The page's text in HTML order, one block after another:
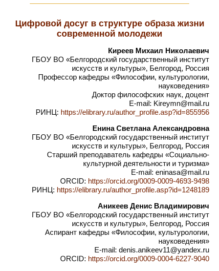
Цифровой досуг в структуре образа жизни
современной молодежи
Киреев Михаил Николаевич
ГБОУ ВО «Белгородский государственный институт
искусств и культуры», Белгород, Россия
Профессор кафедры «Философии, культурологии,
науковедения»
Доктор философских наук, доцент
E-mail: Kireymn@mail.ru
РИНЦ: https://elibrary.ru/author_profile.asp?id=855956
Енина Светлана Александровна
ГБОУ ВО «Белгородский государственный институт
искусств и культуры», Белгород, Россия
Старший преподаватель кафедры «Социально-
культурной деятельности и туризма»
E-mail: eninasa@mail.ru
ORCID: https://orcid.org/0009-0009-4693-9498
РИНЦ: https://elibrary.ru/author_profile.asp?id=1248189
Аникеев Денис Владимирович
ГБОУ ВО «Белгородский государственный институт
искусств и культуры», Белгород, Россия
Аспирант кафедры «Философии, культурологии,
науковедения»
E-mail: denis.anikeev11@yandex.ru
ORCID: https://orcid.org/0009-0004-6227-9040